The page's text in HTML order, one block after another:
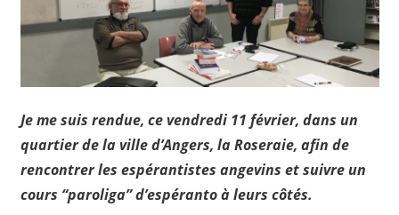
Je me suis rendue, ce vendredi 11 février, dans un
quartier de la ville d’Angers, la Roseraie, afin de
rencontrer les espérantistes angevins et suivre un
cours “paroliga” d’espéranto à leurs côtés.